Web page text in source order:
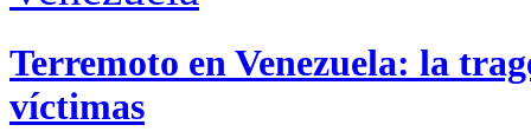
Terremoto en Venezuela: la
víctimas